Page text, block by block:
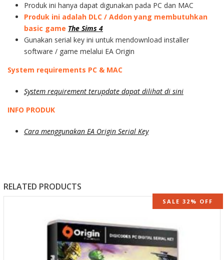
Produk ini hanya dapat digunakan pada PC dan MAC
Produk ini adalah DLC / Addon yang membutuhkan
basic game The Sims 4
Gunakan serial key ini untuk mendownload installer
software / game melalui EA Origin
System requirements PC & MAC
System requirement terupdate dapat dilihat di sini
INFO PRODUK
Cara menggunakan EA Origin Serial Key
RELATED PRODUCTS
SALE 32% OFF